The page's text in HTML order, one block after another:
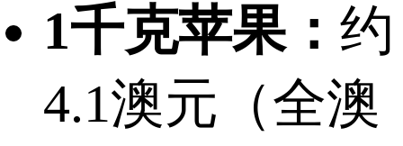
1千克苹果： 约
4.1澳元（全澳